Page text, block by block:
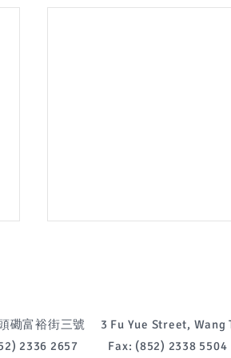
磡富裕街三號 3 Fu Yue Street, Wang
2336 2657 Fax: (852) 2338